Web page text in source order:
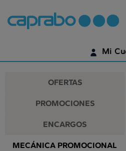
Promociones
y
descuentos
en
nuestros
supermercados
contenido
página
Mi
¿AÚN NO TIENES UNA
OFERTAS
PROMOCIONES
ENCARGOS
MECÁNICA PROMOCIONAL